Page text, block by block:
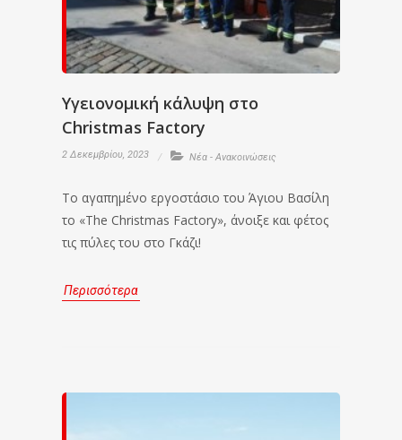
Υγειονομική κάλυψη στο
Christmas Factory
2 Δεκεμβρίου, 2023 Νέα - Ανακοινώσεις
Το αγαπημένο εργοστάσιο του Άγιου Βασίλη
το «The Christmas Factory», άνοιξε και φέτος
τις πύλες του στο Γκάζι!
Περισσότερα